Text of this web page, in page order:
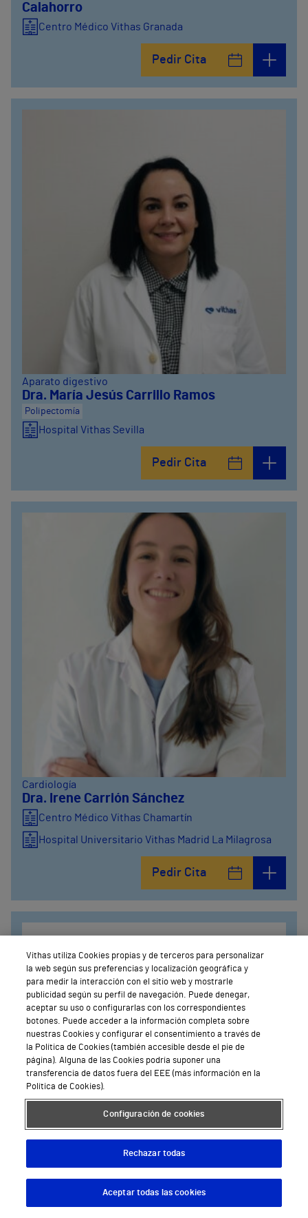
Calahorro
Centro Médico Vithas Granada
Pedir Cita
Aparato digestivo
Dra. María Jesús Carrillo Ramos
Polipectomía
Hospital Vithas Sevilla
Pedir Cita
Cardiología
Dra. Irene Carrión Sánchez
Centro Médico Vithas Chamartín
Hospital Universitario Vithas Madrid La Milagrosa
Pedir Cita
Sra Yenifer Carvajal Aguirre
Descargar App
Vithas utiliza Cookies propias y de terceros para personalizar
la web según sus preferencias y localización geográfica y
para medir la interacción con el sitio web y mostrarle
publicidad según su perfil de navegación. Puede denegar,
aceptar su uso o configurarlas con los correspondientes
botones. Puede acceder a la información completa sobre
nuestras Cookies y configurar el consentimiento a través de
la Política de Cookies (también accesible desde el pie de
página). Alguna de las Cookies podría suponer una
transferencia de datos fuera del EEE (más información en la
Política de Cookies).
Configuración de cookies
Rechazar todas
Aceptar todas las cookies